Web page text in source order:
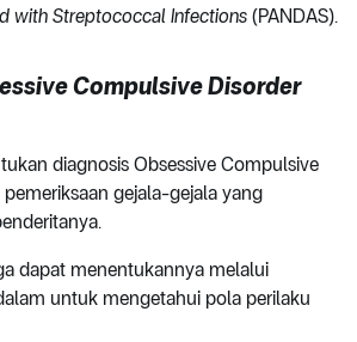
with Streptococcal Infections (PANDAS).
Compulsive Disorder
diagnosis Obsessive Compulsive
gejala-gejala yang
dapat menentukannya melalui
untuk mengetahui pola perilaku